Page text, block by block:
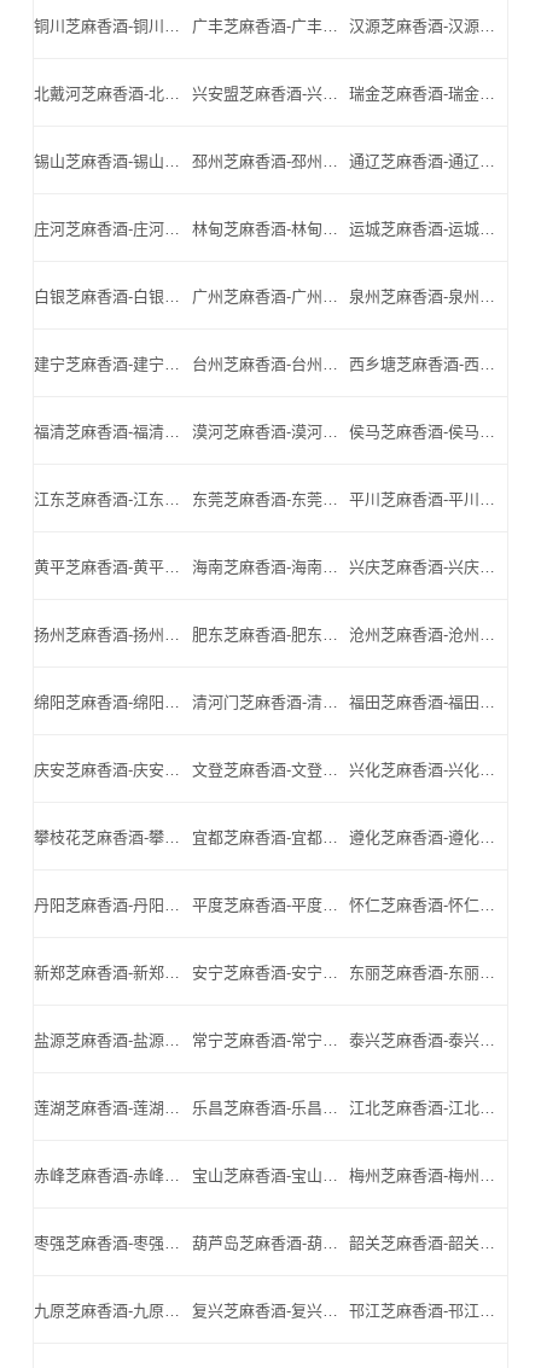
铜川芝麻香酒-铜川名酒-铜川小北门_铜川芝麻香酒厂家 广丰芝麻香酒-广丰名酒-广丰小北门_广丰芝麻香酒厂家 汉源芝麻香酒-汉源名酒-汉源小北门_汉源芝麻香酒厂家
北戴河芝麻香酒-北戴河名酒-北戴河小北门_北戴河芝麻香酒厂家 兴安盟芝麻香酒-兴安盟名酒-兴安盟小北门_兴安盟芝麻香酒厂家 瑞金芝麻香酒-瑞金名酒-瑞金小北门_瑞金芝麻香酒厂家
锡山芝麻香酒-锡山名酒-锡山小北门_锡山芝麻香酒厂家 邳州芝麻香酒-邳州名酒-邳州小北门_邳州芝麻香酒厂家 通辽芝麻香酒-通辽名酒-通辽小北门_通辽芝麻香酒厂家
庄河芝麻香酒-庄河名酒-庄河小北门_庄河芝麻香酒厂家 林甸芝麻香酒-林甸名酒-林甸小北门_林甸芝麻香酒厂家 运城芝麻香酒-运城名酒-运城小北门_运城芝麻香酒厂家
白银芝麻香酒-白银名酒-白银小北门_白银芝麻香酒厂家 广州芝麻香酒-广州名酒-广州小北门_广州芝麻香酒厂家 泉州芝麻香酒-泉州名酒-泉州小北门_泉州芝麻香酒厂家
建宁芝麻香酒-建宁名酒-建宁小北门_建宁芝麻香酒厂家 台州芝麻香酒-台州名酒-台州小北门_台州芝麻香酒厂家 西乡塘芝麻香酒-西乡塘名酒-西乡塘小北门_西乡塘芝麻香酒厂家
福清芝麻香酒-福清名酒-福清小北门_福清芝麻香酒厂家 漠河芝麻香酒-漠河名酒-漠河小北门_漠河芝麻香酒厂家 侯马芝麻香酒-侯马名酒-侯马小北门_侯马芝麻香酒厂家
江东芝麻香酒-江东名酒-江东小北门_江东芝麻香酒厂家 东莞芝麻香酒-东莞名酒-东莞小北门_东莞芝麻香酒厂家 平川芝麻香酒-平川名酒-平川小北门_平川芝麻香酒厂家
黄平芝麻香酒-黄平名酒-黄平小北门_黄平芝麻香酒厂家 海南芝麻香酒-海南名酒-海南小北门_海南芝麻香酒厂家 兴庆芝麻香酒-兴庆名酒-兴庆小北门_兴庆芝麻香酒厂家
扬州芝麻香酒-扬州名酒-扬州小北门_扬州芝麻香酒厂家 肥东芝麻香酒-肥东名酒-肥东小北门_肥东芝麻香酒厂家 沧州芝麻香酒-沧州名酒-沧州小北门_沧州芝麻香酒厂家
绵阳芝麻香酒-绵阳名酒-绵阳小北门_绵阳芝麻香酒厂家 清河门芝麻香酒-清河门名酒-清河门小北门_清河门芝麻香酒厂家 福田芝麻香酒-福田名酒-福田小北门_福田芝麻香酒厂家
庆安芝麻香酒-庆安名酒-庆安小北门_庆安芝麻香酒厂家 文登芝麻香酒-文登名酒-文登小北门_文登芝麻香酒厂家 兴化芝麻香酒-兴化名酒-兴化小北门_兴化芝麻香酒厂家
攀枝花芝麻香酒-攀枝花名酒-攀枝花小北门_攀枝花芝麻香酒厂家 宜都芝麻香酒-宜都名酒-宜都小北门_宜都芝麻香酒厂家 遵化芝麻香酒-遵化名酒-遵化小北门_遵化芝麻香酒厂家
丹阳芝麻香酒-丹阳名酒-丹阳小北门_丹阳芝麻香酒厂家 平度芝麻香酒-平度名酒-平度小北门_平度芝麻香酒厂家 怀仁芝麻香酒-怀仁名酒-怀仁小北门_怀仁芝麻香酒厂家
新郑芝麻香酒-新郑名酒-新郑小北门_新郑芝麻香酒厂家 安宁芝麻香酒-安宁名酒-安宁小北门_安宁芝麻香酒厂家 东丽芝麻香酒-东丽名酒-东丽小北门_东丽芝麻香酒厂家
盐源芝麻香酒-盐源名酒-盐源小北门_盐源芝麻香酒厂家 常宁芝麻香酒-常宁名酒-常宁小北门_常宁芝麻香酒厂家 泰兴芝麻香酒-泰兴名酒-泰兴小北门_泰兴芝麻香酒厂家
莲湖芝麻香酒-莲湖名酒-莲湖小北门_莲湖芝麻香酒厂家 乐昌芝麻香酒-乐昌名酒-乐昌小北门_乐昌芝麻香酒厂家 江北芝麻香酒-江北名酒-江北小北门_江北芝麻香酒厂家
赤峰芝麻香酒-赤峰名酒-赤峰小北门_赤峰芝麻香酒厂家 宝山芝麻香酒-宝山名酒-宝山小北门_宝山芝麻香酒厂家 梅州芝麻香酒-梅州名酒-梅州小北门_梅州芝麻香酒厂家
枣强芝麻香酒-枣强名酒-枣强小北门_枣强芝麻香酒厂家 葫芦岛芝麻香酒-葫芦岛名酒-葫芦岛小北门_葫芦岛芝麻香酒厂家 韶关芝麻香酒-韶关名酒-韶关小北门_韶关芝麻香酒厂家
九原芝麻香酒-九原名酒-九原小北门_九原芝麻香酒厂家 复兴芝麻香酒-复兴名酒-复兴小北门_复兴芝麻香酒厂家 邗江芝麻香酒-邗江名酒-邗江小北门_邗江芝麻香酒厂家